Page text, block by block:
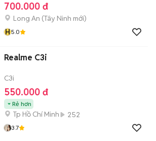
700.000 đ
Long An (Tây Ninh mới)
H5.0
Realme C3i
C3i
550.000 đ
Rẻ hơn
Tp Hồ Chí Minh 252
3.7